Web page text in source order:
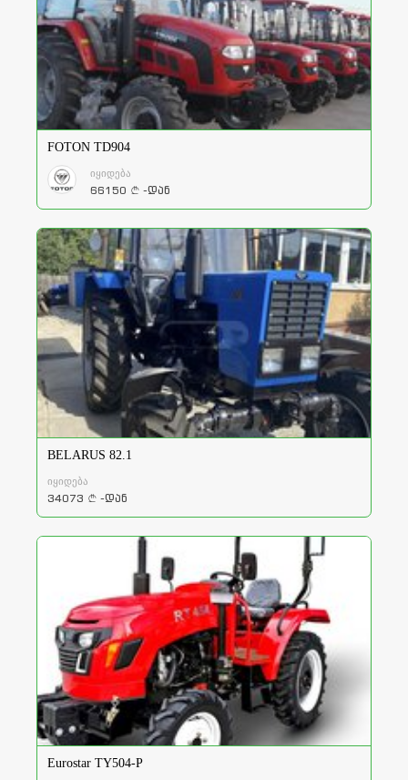
FOTON TD904
იყიდება
66150 a -დან
BELARUS 82.1
იყიდება
34073 a -დან
Eurostar TY504-P